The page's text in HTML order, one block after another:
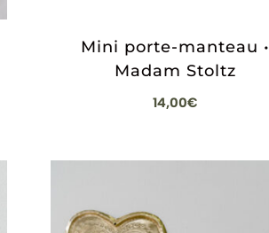
Mini porte-manteau •
Madam Stoltz
14,00€